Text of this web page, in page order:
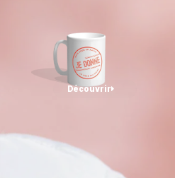
Découvrir